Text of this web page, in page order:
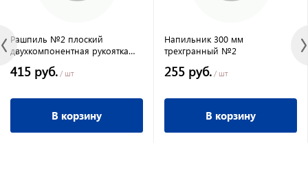
Рашпиль №2 плоский
двухкомпонентная рукоятка
415 руб. / шт
В корзину
Напильник 300 мм
трехгранный №2
255 руб. / шт
В корзину